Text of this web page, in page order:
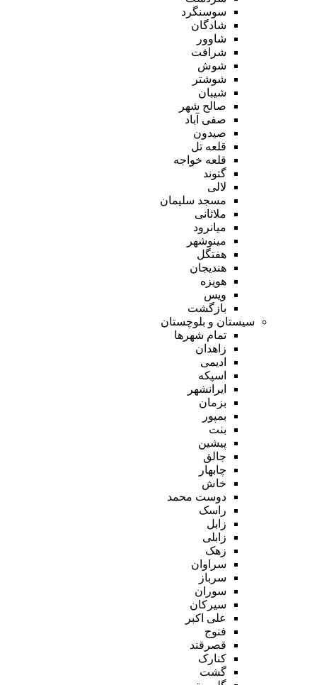
سوسنگرد
شادگان
شاوور
شرافت
شوش
شوشتر
شیبان
صالح شهر
صفی آباد
صیدون
قلعه تل
قلعه خواجه
گتوند
لالی
مسجد سلیمان
ملاثانی
میانرود
مینوشهر
هفتگل
هندیجان
هویزه
ویس
بازگشت
سیستان و بلوچستان
تمام شهر‌ها
زاهدان
ادیمی
اسپکه
ایرانشهر
بزمان
بمپور
بنت
پیشین
جالق
چابهار
خاش
دوست محمد
راسک
زابل
زابلی
زهک
سراوان
سرباز
سوران
سیرکان
علی اکبر
فنوج
قصرقند
کنارک
گشت